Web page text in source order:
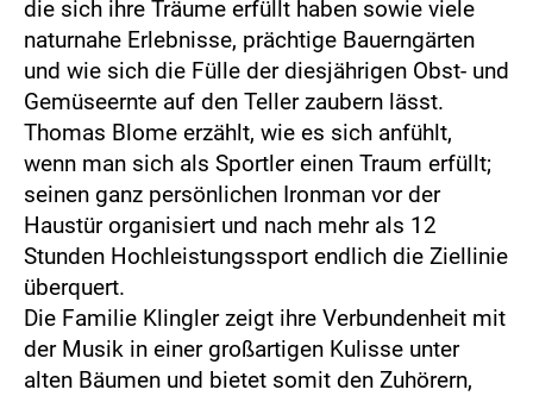
die sich ihre Träume erfüllt haben sowie viele
naturnahe Erlebnisse, prächtige Bauerngärten
und wie sich die Fülle der diesjährigen Obst- und
Gemüseernte auf den Teller zaubern lässt.
Thomas Blome erzählt, wie es sich anfühlt,
wenn man sich als Sportler einen Traum erfüllt;
seinen ganz persönlichen Ironman vor der
Haustür organisiert und nach mehr als 12
Stunden Hochleistungssport endlich die Ziellinie
überquert.
Die Familie Klingler zeigt ihre Verbundenheit mit
der Musik in einer großartigen Kulisse unter
alten Bäumen und bietet somit den Zuhörern,